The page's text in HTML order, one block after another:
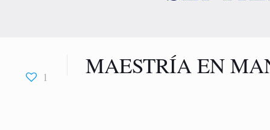
1 MAESTRÍA EN